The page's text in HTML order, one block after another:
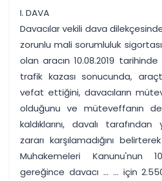
I. DAVA
Davacılar vekili dava
zorunlu mali sorumluluk
olan aracın 10.08.2019 tarihinde
trafik kazası sonucunda,
vefat ettiğini, davacıların
olduğunu ve müteveffanın
kaldıklarını, davalı
zararı karşılamadığını
Muhakemeleri Kanunu'nun
gereğince davacı ... ... için